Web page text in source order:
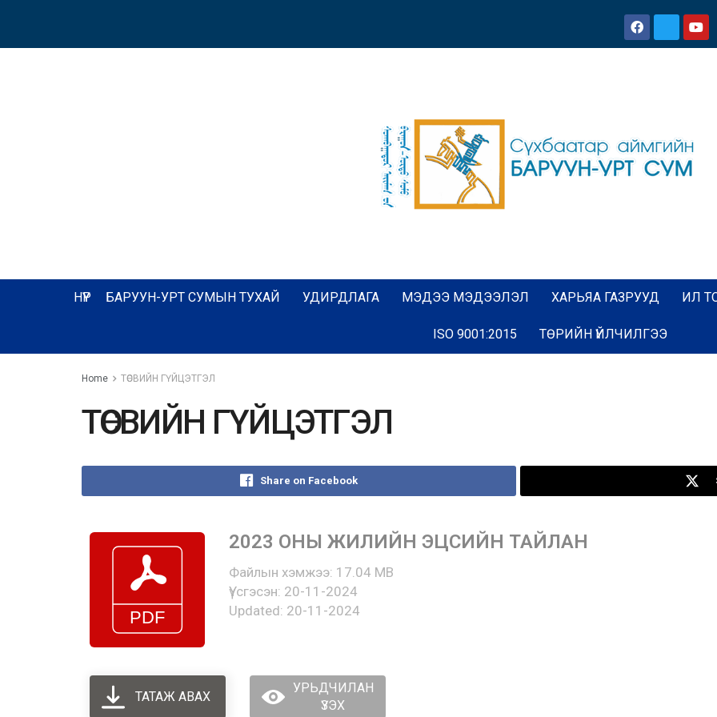
НҮҮР БАРУУН-УРТ СУМЫН ТУХАЙ УДИРДЛАГА МЭДЭЭ МЭДЭЭЛЭЛ ХАРЬЯА ГАЗРУУД ИЛ
ISO 9001:2015 ТӨРИЙН ҮЙЛЧИЛГЭЭ
Home ТӨСВИЙН ГҮЙЦЭТГЭЛ
ТӨСВИЙН ГҮЙЦЭТГЭЛ
Share on Facebook
2023 ОНЫ ЖИЛИЙН ЭЦСИЙН ТАЙЛАН
Файлын хэмжээ: 17.04 MB
Үүсгэсэн: 20-11-2024
Updated: 20-11-2024
ТАТАЖ АВАХ
УРЬДЧИЛАН
ҮЗЭХ